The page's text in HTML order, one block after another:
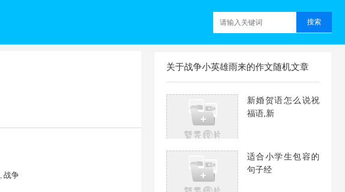
, 战争
关于战争小英雄雨来的作文随机文章
新婚贺语怎么说祝
福语,新
适合小学生包容的
句子经